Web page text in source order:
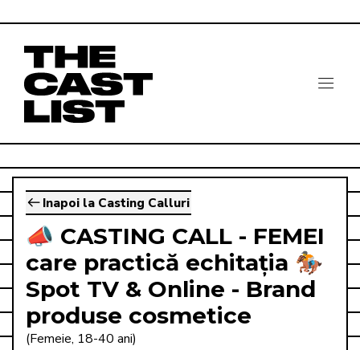
Inapoi la Casting Calluri
📣 CASTING CALL - FEMEI
care practică echitația 🏇
Spot TV & Online - Brand
produse cosmetice
(Femeie, 18-40 ani)